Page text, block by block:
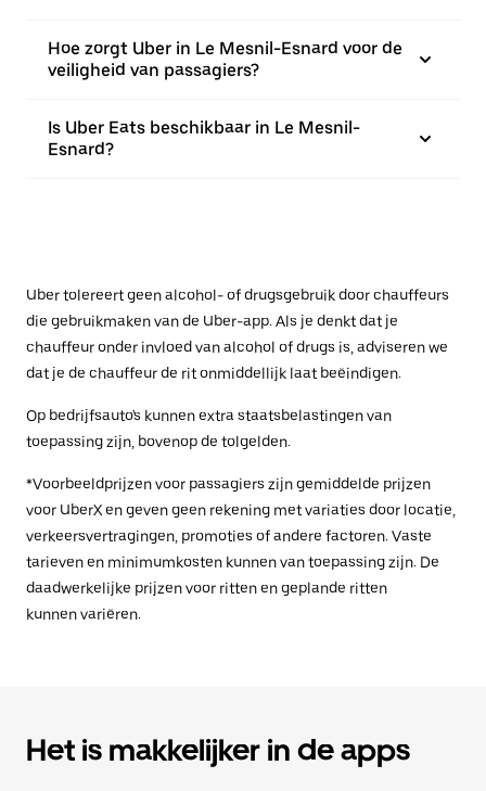
Hoe zorgt Uber in Le Mesnil-Esnard voor de
veiligheid van passagiers?
Is Uber Eats beschikbaar in Le Mesnil-
Esnard?
Uber tolereert geen alcohol- of drugsgebruik door chauffeurs
die gebruikmaken van de Uber-app. Als je denkt dat je
chauffeur onder invloed van alcohol of drugs is, adviseren we
dat je de chauffeur de rit onmiddellijk laat beëindigen.
Op bedrijfsauto's kunnen extra staatsbelastingen van
toepassing zijn, bovenop de tolgelden.
*Voorbeeldprijzen voor passagiers zijn gemiddelde prijzen
voor UberX en geven geen rekening met variaties door locatie,
verkeersvertragingen, promoties of andere factoren. Vaste
tarieven en minimumkosten kunnen van toepassing zijn. De
daadwerkelijke prijzen voor ritten en geplande ritten
kunnen variëren.
Het is makkelijker in de apps